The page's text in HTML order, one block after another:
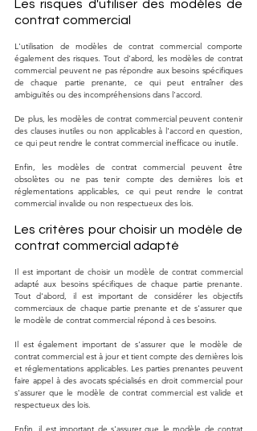
Les risques d'utiliser des modèles de
contrat commercial
L'utilisation de modèles de contrat commercial comporte
également des risques. Tout d'abord, les modèles de contrat
commercial peuvent ne pas répondre aux besoins spécifiques
de chaque partie prenante, ce qui peut entraîner des
ambiguïtés ou des incompréhensions dans l'accord.
De plus, les modèles de contrat commercial peuvent contenir
des clauses inutiles ou non applicables à l'accord en question,
ce qui peut rendre le contrat commercial inefficace ou inutile.
Enfin, les modèles de contrat commercial peuvent être
obsolètes ou ne pas tenir compte des dernières lois et
réglementations applicables, ce qui peut rendre le contrat
commercial invalide ou non respectueux des lois.
Les critères pour choisir un modèle de
contrat commercial adapté
Il est important de choisir un modèle de contrat commercial
adapté aux besoins spécifiques de chaque partie prenante.
Tout d'abord, il est important de considérer les objectifs
commerciaux de chaque partie prenante et de s'assurer que
le modèle de contrat commercial répond à ces besoins.
Il est également important de s'assurer que le modèle de
contrat commercial est à jour et tient compte des dernières lois
et réglementations applicables. Les parties prenantes peuvent
faire appel à des avocats spécialisés en droit commercial pour
s'assurer que le modèle de contrat commercial est valide et
respectueux des lois.